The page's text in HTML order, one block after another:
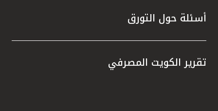
أسئلة حول التورق
تقرير الكويت المصرفي